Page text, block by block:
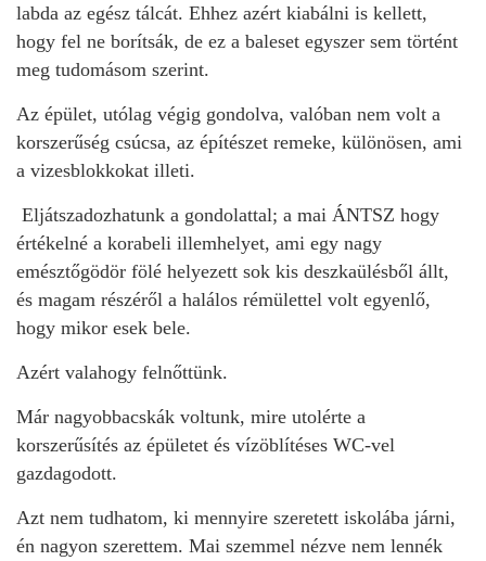
labda az egész tálcát. Ehhez azért kiabálni is kellett,
hogy fel ne borítsák, de ez a baleset egyszer sem történt
meg tudomásom szerint.
Az épület, utólag végig gondolva, valóban nem volt a
korszerűség csúcsa, az építészet remeke, különösen, ami
a vizesblokkokat illeti.
Eljátszadozhatunk a gondolattal; a mai ÁNTSZ hogy
értékelné a korabeli illemhelyet, ami egy nagy
emésztőgödör fölé helyezett sok kis deszkaülésből állt,
és magam részéről a halálos rémülettel volt egyenlő,
hogy mikor esek bele.
Azért valahogy felnőttünk.
Már nagyobbacskák voltunk, mire utolérte a
korszerűsítés az épületet és vízöblítéses WC-vel
gazdagodott.
Azt nem tudhatom, ki mennyire szeretett iskolába járni,
én nagyon szerettem. Mai szemmel nézve nem lennék